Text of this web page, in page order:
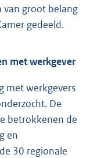
van groot belang
gedeeld.
met werkgever
met werkgevers
De
betrokkenen de
en
30 regionale